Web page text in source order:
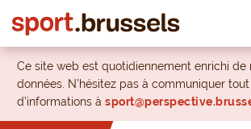
Ce site web est quotidiennement enrichi de
données. N’hésitez pas à communiquer
d’informations à